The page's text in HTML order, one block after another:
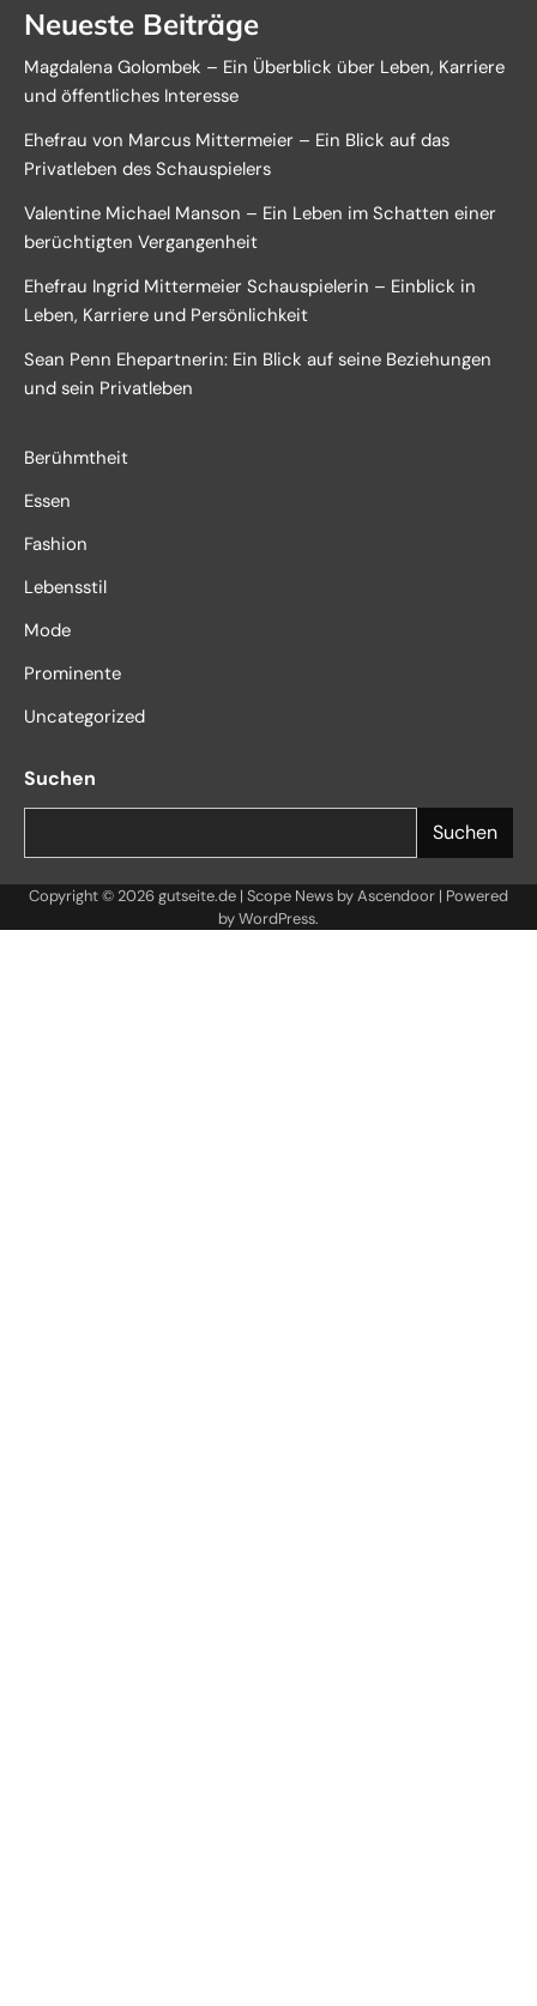
Neueste Beiträge
Magdalena Golombek – Ein Überblick über Leben, Karriere
und öffentliches Interesse
Ehefrau von Marcus Mittermeier – Ein Blick auf das
Privatleben des Schauspielers
Valentine Michael Manson – Ein Leben im Schatten einer
berüchtigten Vergangenheit
Ehefrau Ingrid Mittermeier Schauspielerin – Einblick in
Leben, Karriere und Persönlichkeit
Sean Penn Ehepartnerin: Ein Blick auf seine Beziehungen
und sein Privatleben
Berühmtheit
Essen
Fashion
Lebensstil
Mode
Prominente
Uncategorized
Suchen
Suchen
Copyright © 2026gutseite.de | Scope News byAscendoor | Powered
byWordPress.